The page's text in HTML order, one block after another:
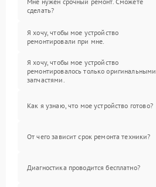
сделать?
Я хочу, чтобы мое устройство
ремонтировали при мне.
Я хочу, чтобы мое устройство
ремонтировалось только оригинальными
запчастями.
Как я узнаю, что мое устройство готово?
От чего зависит срок ремонта техники?
Диагностика проводится бесплатно?